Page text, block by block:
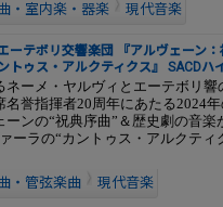
・室内楽・器楽 現代音楽
ーテボリ交響楽団 『アルヴェーン
トゥス・アルクティクス』 SACD
ネーメ・ヤルヴィとエーテボリ
名誉指揮者20周年にあたる2024
ーンの“祝典序曲”＆歴史劇の音
ーラの“カントゥス・アルクティ
・管弦楽曲 現代音楽